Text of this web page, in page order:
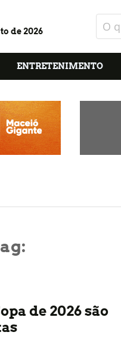
de 2026
ENTRETENIMENTO
de 2026 são